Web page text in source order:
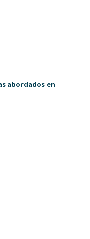
abordados en